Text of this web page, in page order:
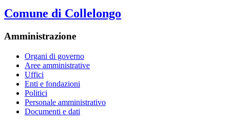
Comune di Collelongo
Amministrazione
Organi di governo
Aree amministrative
Uffici
Enti e fondazioni
Politici
Personale amministrativo
Documenti e dati